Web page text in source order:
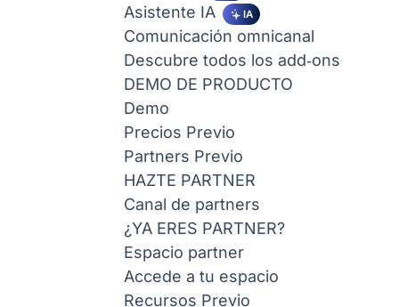
Asistente IA IA
Comunicación omnicanal
Descubre todos los add‑ons
DEMO DE PRODUCTO
Demo
Precios Previo
Partners Previo
HAZTE PARTNER
Canal de partners
¿YA ERES PARTNER?
Espacio partner
Accede a tu espacio
Recursos Previo